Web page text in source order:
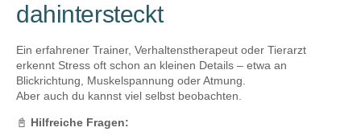
dahintersteckt
Ein erfahrener Trainer, Verhaltenstherapeut oder Tierarzt
erkennt Stress oft schon an kleinen Details – etwa an
Blickrichtung, Muskelspannung oder Atmung.
Aber auch du kannst viel selbst beobachten.
📓 Hilfreiche Fragen: